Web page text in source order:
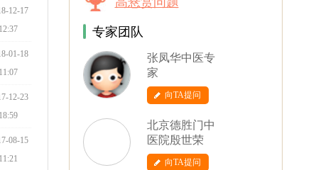
12-17
12:37
01-18
11:07
12-23
18:59
08-15
11:21
专家团队
张凤华中医专
家
向TA提问
北京德胜门中
医院殷世荣
向TA提问